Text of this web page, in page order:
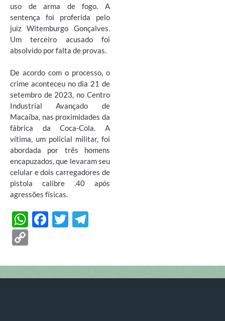
uso de arma de fogo. A
sentença foi proferida pelo
juiz Witemburgo Gonçalves.
Um terceiro acusado foi
absolvido por falta de provas.
De acordo com o processo, o
crime aconteceu no dia 21 de
setembro de 2023, no Centro
Industrial Avançado de
Macaíba, nas proximidades da
fábrica da Coca-Cola. A
vítima, um policial militar, foi
abordada por três homens
encapuzados, que levaram seu
celular e dois carregadores de
pistola calibre .40 após
agressões físicas.
W
s
A
F
b
o
T
er gr
a
p